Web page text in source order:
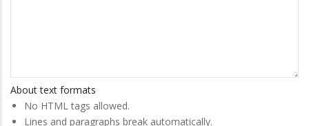
About text formats
No HTML tags allowed.
Lines and paragraphs break automatically.